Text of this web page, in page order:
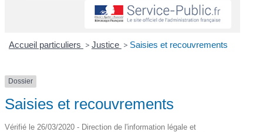
Accueil particuliers > Justice > Saisies et recouvrements
Dossier
Saisies et recouvrements
Vérifié le 26/03/2020 - Direction de l'information légale et